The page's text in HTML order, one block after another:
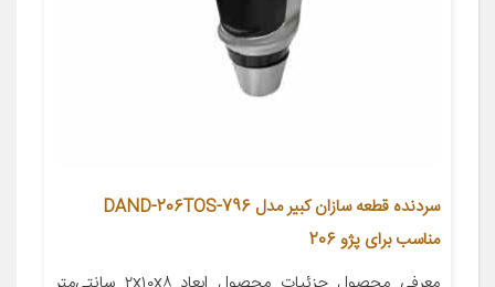
سردنده قطعه سازان کبیر مدل DAND-206TOS-796
مناسب برای پژو 206